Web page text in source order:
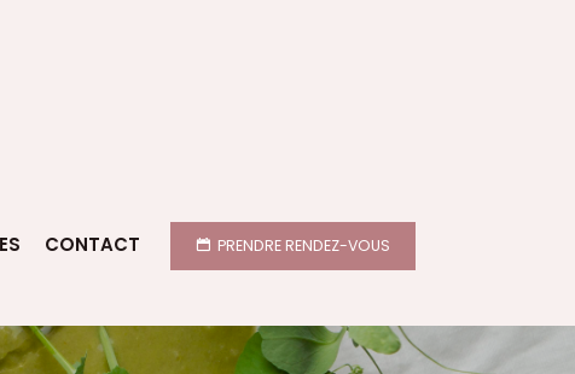
CONTACT PRENDRE RENDEZ-VOUS